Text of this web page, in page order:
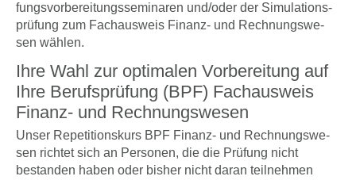
fungs­vor­be­rei­tungs­se­mi­na­ren und/oder der Simu­la­ti­ons­
prü­fung zum Fach­aus­weis Finanz- und Rech­nungs­we­
sen wäh­len.
Ihre Wahl zur opti­ma­len Vor­be­rei­tung auf
Ihre Berufs­prü­fung (BPF) Fach­aus­weis
Finanz- und Rech­nungs­we­sen
Unser Repe­ti­ti­ons­kurs BPF Finanz- und Rech­nungs­we­
sen rich­tet sich an Per­so­nen, die die Prü­fung nicht
bestan­den haben oder bis­her nicht dar­an teil­neh­men